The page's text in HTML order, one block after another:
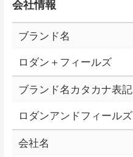
会社情報
ブランド名
ロダン＋フィールズ
ブランド名カタカナ表記
ロダンアンドフィールズ
会社名